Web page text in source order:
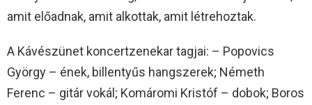
amit előadnak, amit alkottak, amit létrehoztak.
A Kávészünet koncertzenekar tagjai: – Popovics
György – ének, billentyűs hangszerek; Németh
Ferenc – gitár vokál; Komáromi Kristóf – dobok; Boros